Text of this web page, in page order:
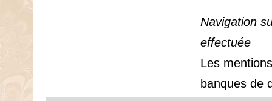
Navigation
effectuée
Les
banques de